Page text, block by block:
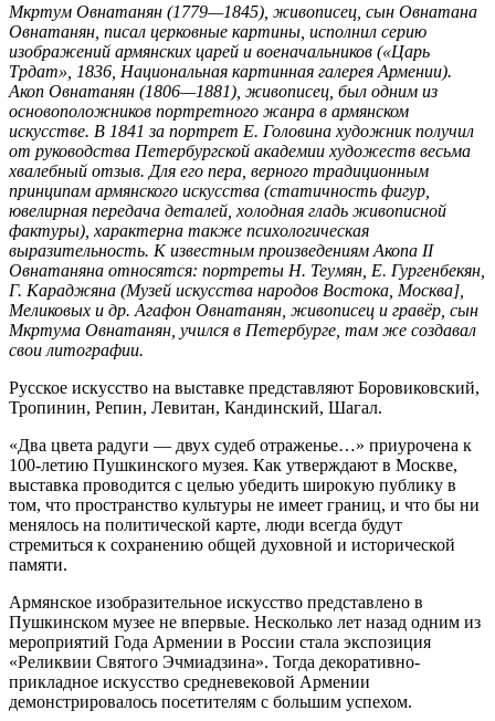
Мкртум Овнатанян (1779—1845), живописец, сын Овнатана
Овнатанян, писал церковные картины, исполнил серию
изображений армянских царей и военачальников («Царь
Трдат», 1836, Национальная картинная галерея Армении).
Акоп Овнатанян (1806—1881), живописец, был одним из
основоположников портретного жанра в армянском
искусстве. В 1841 за портрет E. Головина художник получил
от руководства Петербургской академии художеств весьма
хвалебный отзыв. Для его пера, верного традиционным
принципам армянского искусства (статичность фигур,
ювелирная передача деталей, холодная гладь живописной
фактуры), характерна также психологическая
выразительность. К известным произведениям Акопа II
Овнатаняна относятся: портреты Н. Теумян, E. Гургенбекян,
Г. Караджяна (Музей искусства народов Востока, Москва],
Меликовых и др. Агафон Овнатанян, живописец и гравёр, сын
Мкртума Овнатанян, учился в Петербурге, там же создавал
свои литографии.
Русское искусство на выставке представляют Боровиковский,
Тропинин, Репин, Левитан, Кандинский, Шагал.
«Два цвета радуги — двух судеб отраженье…» приурочена к
100-летию Пушкинского музея. Как утверждают в Москве,
выставка проводится с целью убедить широкую публику в
том, что пространство культуры не имеет границ, и что бы ни
менялось на политической карте, люди всегда будут
стремиться к сохранению общей духовной и исторической
памяти.
Армянское изобразительное искусство представлено в
Пушкинском музее не впервые. Несколько лет назад одним из
мероприятий Года Армении в России стала экспозиция
«Реликвии Святого Эчмиадзина». Тогда декоративно-
прикладное искусство средневековой Армении
демонстрировалось посетителям с большим успехом.